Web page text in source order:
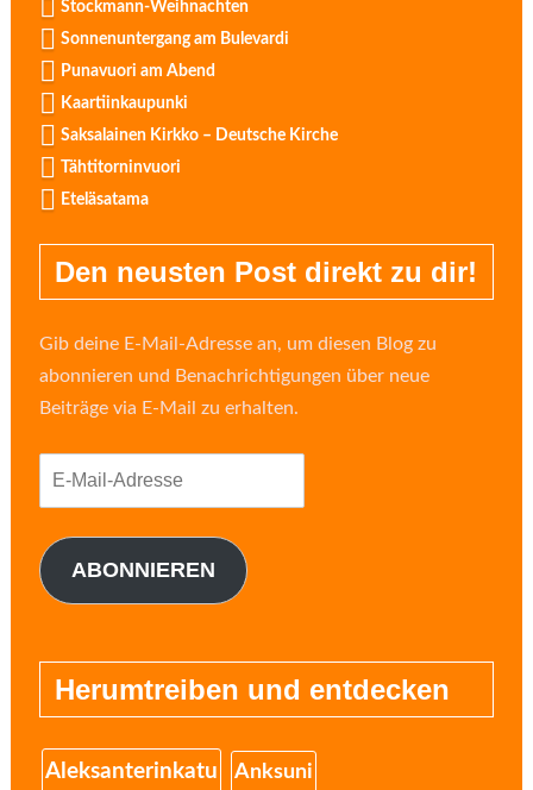
Stockmann-Weihnachten
Sonnenuntergang am Bulevardi
Punavuori am Abend
Kaartiinkaupunki
Saksalainen Kirkko – Deutsche Kirche
Tähtitorninvuori
Eteläsatama
Den neusten Post direkt zu dir!
Gib deine E-Mail-Adresse an, um diesen Blog zu
abonnieren und Benachrichtigungen über neue
Beiträge via E-Mail zu erhalten.
ABONNIEREN
Herumtreiben und entdecken
Aleksanterinkatu Anksuni